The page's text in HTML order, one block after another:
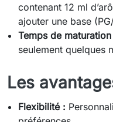
contenant 12 ml
ajouter une base
Temps de maturation
seulement quelques
Les
Flexibilité :